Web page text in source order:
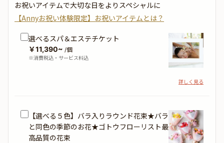
お祝いアイテムで大切な日をよりスペシャルに
【Annyお祝い体験限定】お祝いアイテムとは？
選べるスパ＆エステチケット
￥11,390~ /個
※消費税込・サービス料込
詳しく見る
【選べる５色】バラ入りラウンド花束★バラ
と同色の季節のお花★ゴトウフローリスト最
高品質の花束